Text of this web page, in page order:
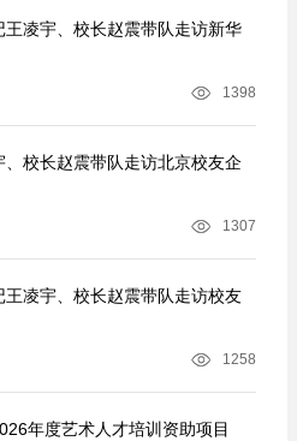
王凌宇、校长赵震带队走访新华
1398
、校长赵震带队走访北京校友企
1307
王凌宇、校长赵震带队走访校友
1258
年度艺术人才培训资助项目